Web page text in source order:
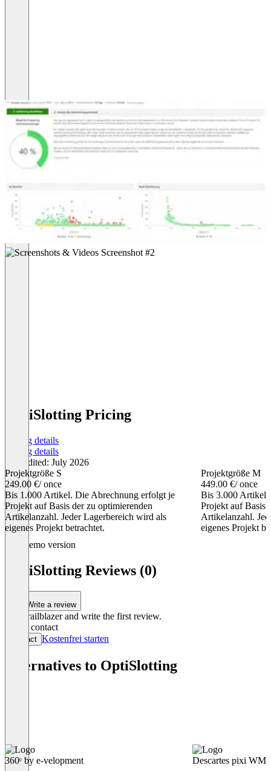
OptiSlotting Pricing
Pricing details
Pricing details
Last edited: July 2026
Projektgröße S
249.00 €/ once
Bis 1.000 Artikel. Die Abrechnung erfolgt je
Projekt auf Basis der zu optimierenden
Artikelanzahl. Jeder Lagerbereich wird als
eigenes Projekt betrachtet.
Projektgröße M
449.00 €/ once
Bis 3.000 Artikel.
Projekt auf Basis
Artikelanzahl.
eigenes Projekt
Demo version
OptiSlotting Reviews (0)
Write a review
Be a trailblazer and write the first review.
Get in contact
Contact Kostenfrei starten
Alternatives to OptiSlotting
360ᵉ by e-velopment Descartes pixi WMS